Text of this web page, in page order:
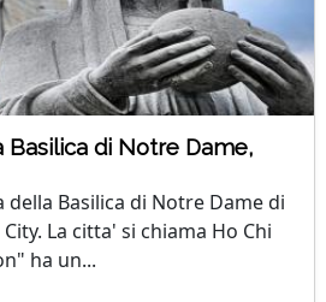
Basilica di Notre Dame,
della Basilica di Notre Dame di
La citta' si chiama Ho Chi
ha un...